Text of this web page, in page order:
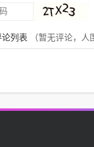
论列表 （暂无评论， 人